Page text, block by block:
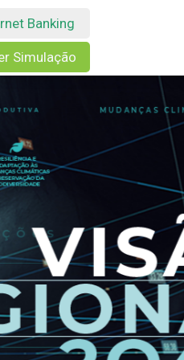
Banking
Simulação